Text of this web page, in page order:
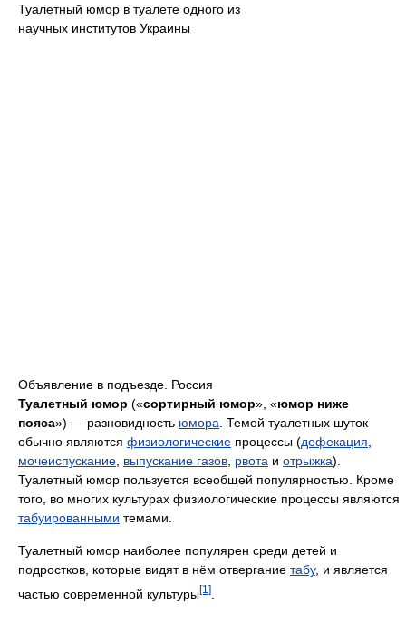
Туалетный юмор в туалете одного из
научных институтов Украины
Объявление в подъезде. Россия
Туалетный юмор («сортирный юмор», «юмор ниже
пояса») — разновидность юмора. Темой туалетных шуток
обычно являются физиологические процессы (дефекация,
мочеиспускание, выпускание газов, рвота и отрыжка).
Туалетный юмор пользуется всеобщей популярностью. Кроме
того, во многих культурах физиологические процессы являются
табуированными темами.
Туалетный юмор наиболее популярен среди детей и
подростков, которые видят в нём отвергание табу, и является
частью современной культуры[1]